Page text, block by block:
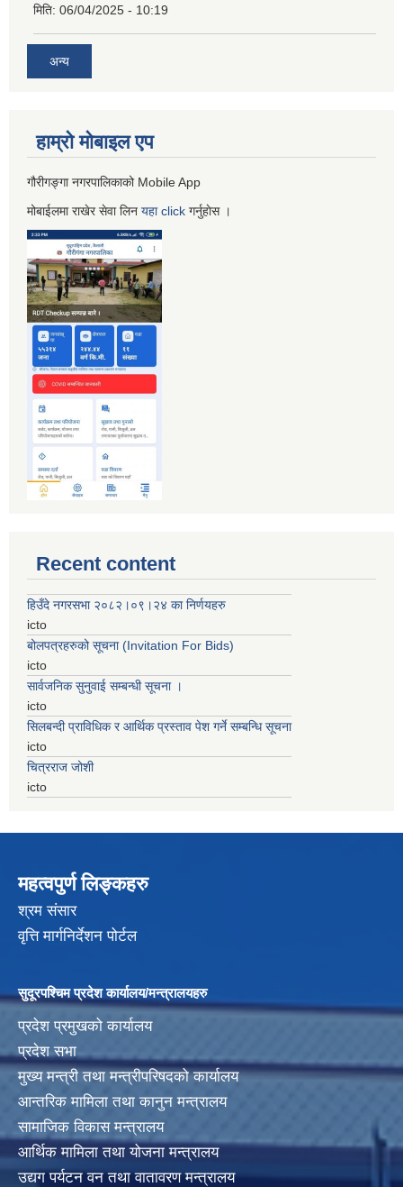
मिति: 06/04/2025 - 10:19
अन्य
हाम्रो माेबाइल एप
गौरीगङ्गा नगरपालिकाको Mobile App
मोबाईलमा राखेर सेवा लिन यहाclick गर्नुहाेस ।
Recent content
हिउँदे नगरसभा २०८२।०९।२४ का निर्णयहरु
icto
बोलपत्रहरुको सूचना (Invitation For Bids)
icto
सार्वजनिक सुनुवाई सम्बन्धी सूचना ।
icto
सिलबन्दी प्राविधिक र आर्थिक प्रस्ताव पेश गर्ने सम्बन्धि सूचना
icto
चित्रराज जोशी
icto
महत्वपुर्ण लिङ्कहरु
श्रम संसार
वृत्ति मार्गनिर्देशन पोर्टल
सुदूरपश्चिम प्रदेश कार्यालय/मन्त्रालयहरु
प्रदेश प्रमुखको कार्यालय
प्रदेश सभा
मुख्य मन्त्री तथा मन्त्रीपरिषदको कार्यालय
आन्तरिक मामिला तथा कानुन मन्त्रालय
सामाजिक विकास मन्त्रालय
आर्थिक मामिला तथा योजना मन्त्रालय
उद्यग पर्यटन वन तथा वातावरण मन्त्रालय